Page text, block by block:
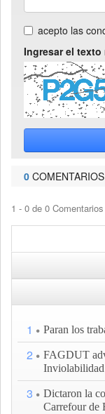
acepto las
Ingresar el texto
0
1 - 0 de 0 Comentarios
1 Paran los
2
FAGDUT
Inviolabilidad
3
Dictaron la
Carrefour de